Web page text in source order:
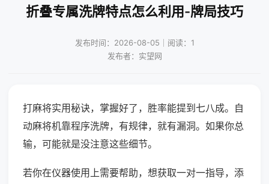
折叠专属洗牌特点怎么利用-牌局技巧
发布时间：2026-08-05｜阅读：1
发布者：实望网
打麻将实用秘诀，掌握好了，胜率能提到七八成。自
动麻将机靠程序洗牌，有规律，就有漏洞。如果你总
输，可能就是没注意这些细节。
若你在仪器使用上需要帮助，想获取一对一指导，添